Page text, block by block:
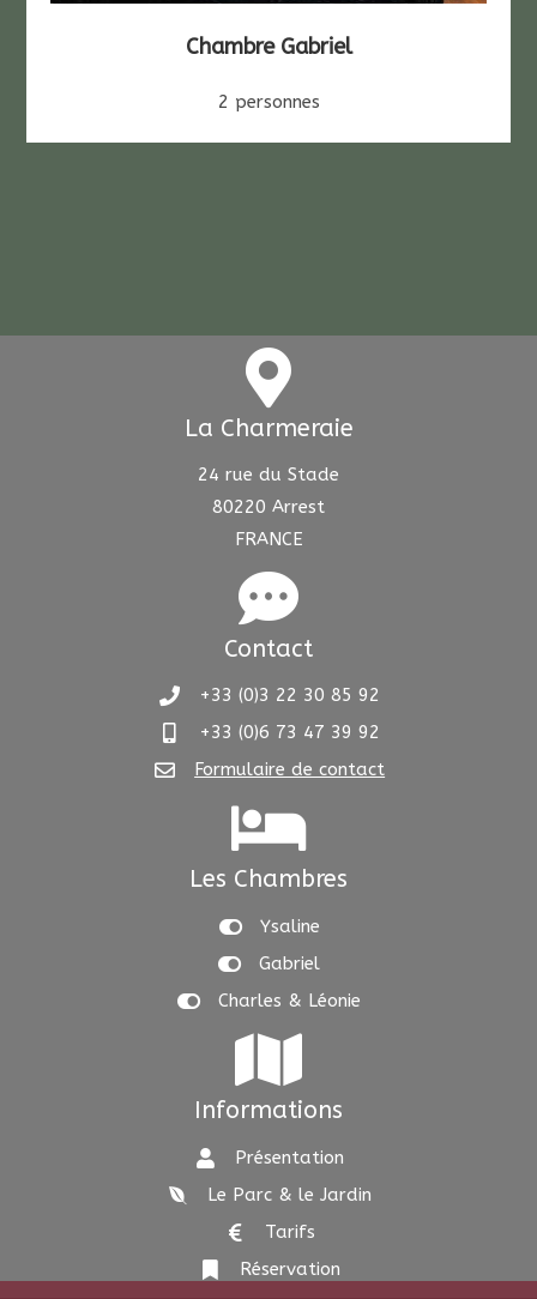
Chambre Gabriel
2 personnes
La Charmeraie
24 rue du Stade
80220 Arrest
FRANCE
Contact
+33 (0)3 22 30 85 92
+33 (0)6 73 47 39 92
Formulaire de contact
Les Chambres
Ysaline
Gabriel
Charles & Léonie
Informations
Présentation
Le Parc & le Jardin
Tarifs
Réservation